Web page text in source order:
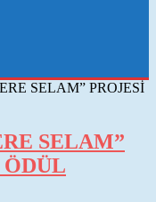
SELAM” PROJESİ
SELAM”
ÖDÜL